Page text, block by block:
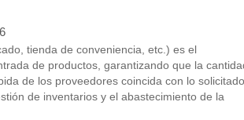
tienda de conveniencia, etc.) es el
de productos, garantizando que la
de los proveedores coincida con lo solicitado.
de inventarios y el abastecimiento de la